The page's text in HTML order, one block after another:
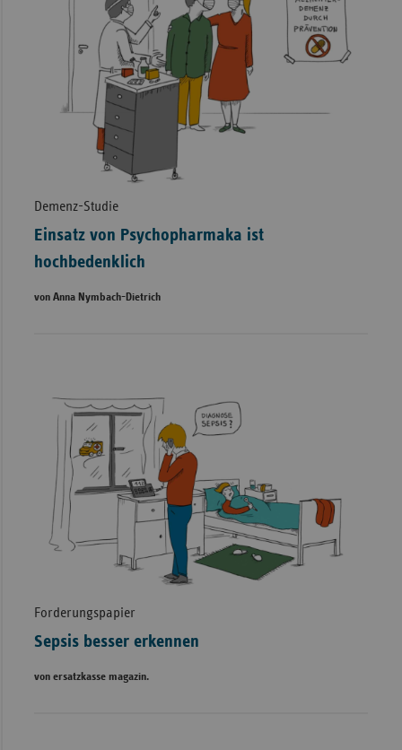
Demenz-Studie
Einsatz von Psychopharmaka ist
hochbedenklich
von Anna Nymbach­-Dietrich
Forderungspapier
Sepsis besser erkennen
von ersatzkasse magazin.